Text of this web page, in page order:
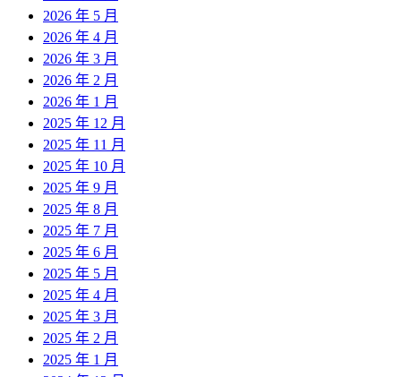
2026 年 5 月
2026 年 4 月
2026 年 3 月
2026 年 2 月
2026 年 1 月
2025 年 12 月
2025 年 11 月
2025 年 10 月
2025 年 9 月
2025 年 8 月
2025 年 7 月
2025 年 6 月
2025 年 5 月
2025 年 4 月
2025 年 3 月
2025 年 2 月
2025 年 1 月